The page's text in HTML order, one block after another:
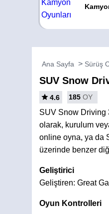
Ana Sayfa Sürüş
SUV Snow
4.6 185 OY
SUV Snow Driving
olarak, kurulum
online oyna, ya da
üzerinde benzer
Geliştirici
Geliştiren: Great
Oyun Kontrolleri